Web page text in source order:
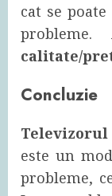
cat se
probleme.
calitate/
Concluzie
Televizorul
este un
probleme,